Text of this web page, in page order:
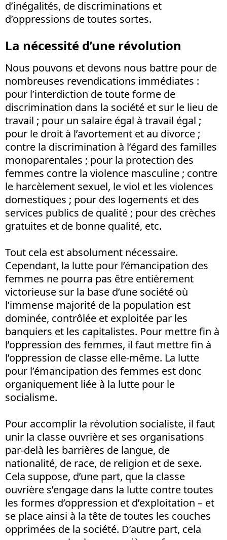
d’inégalités, de discriminations et
d’oppressions de toutes sortes.
La nécessité d’une révolution
Nous pouvons et devons nous battre pour de
nombreuses revendications immédiates :
pour l’interdiction de toute forme de
discrimination dans la société et sur le lieu de
travail ; pour un salaire égal à travail égal ;
pour le droit à l’avortement et au divorce ;
contre la discrimination à l’égard des familles
monoparentales ; pour la protection des
femmes contre la violence masculine ; contre
le harcèlement sexuel, le viol et les violences
domestiques ; pour des logements et des
services publics de qualité ; pour des crèches
gratuites et de bonne qualité, etc.
Tout cela est absolument nécessaire.
Cependant, la lutte pour l’émancipation des
femmes ne pourra pas être entièrement
victorieuse sur la base d’une société où
l’immense majorité de la population est
dominée, contrôlée et exploitée par les
banquiers et les capitalistes. Pour mettre fin à
l’oppression des femmes, il faut mettre fin à
l’oppression de classe elle-même. La lutte
pour l’émancipation des femmes est donc
organiquement liée à la lutte pour le
socialisme.
Pour accomplir la révolution socialiste, il faut
unir la classe ouvrière et ses organisations
par-delà les barrières de langue, de
nationalité, de race, de religion et de sexe.
Cela suppose, d’une part, que la classe
ouvrière s’engage dans la lutte contre toutes
les formes d’oppression et d’exploitation – et
se place ainsi à la tête de toutes les couches
opprimées de la société. D’autre part, cela